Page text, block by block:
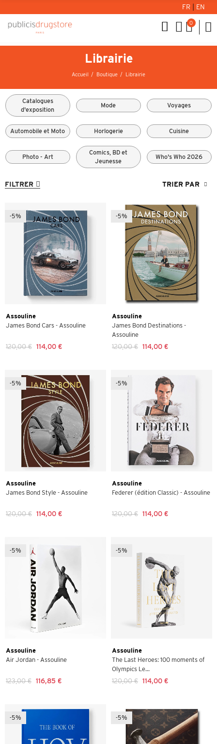
FR EN
0
Librairie
Accueil Boutique Librairie
Catalogues
d'exposition
Mode Voyages
Automobile et Moto Horlogerie Cuisine
Photo - Art
Comics, BD et
Jeunesse
Who's Who 2026
FILTRER TRIER PAR
-5%
Assouline
James Bond Cars - Assouline
120,00 € 114,00 €
-5%
Assouline
James Bond Destinations -
Assouline
120,00 € 114,00 €
-5%
Assouline
James Bond Style - Assouline
120,00 € 114,00 €
-5%
Assouline
Federer (édition Classic) - Assouline
120,00 € 114,00 €
-5%
Assouline
Air Jordan - Assouline
123,00 € 116,85 €
-5%
Assouline
The Last Heroes: 100 moments of
Olympics Le...
120,00 € 114,00 €
-5% -5%